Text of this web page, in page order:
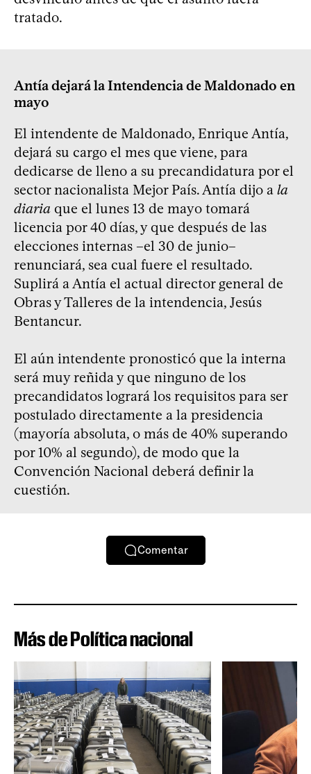
tratado.
Antía dejará la Intendencia de Maldonado en
mayo
El intendente de Maldonado, Enrique Antía,
dejará su cargo el mes que viene, para
dedicarse de lleno a su precandidatura por el
sector nacionalista Mejor País. Antía dijo a la
diaria que el lunes 13 de mayo tomará
licencia por 40 días, y que después de las
elecciones internas –el 30 de junio–
renunciará, sea cual fuere el resultado.
Suplirá a Antía el actual director general de
Obras y Talleres de la intendencia, Jesús
Bentancur.
El aún intendente pronosticó que la interna
será muy reñida y que ninguno de los
precandidatos logrará los requisitos para ser
postulado directamente a la presidencia
(mayoría absoluta, o más de 40% superando
por 10% al segundo), de modo que la
Convención Nacional deberá definir la
cuestión.
Comentar
Más de Política nacional